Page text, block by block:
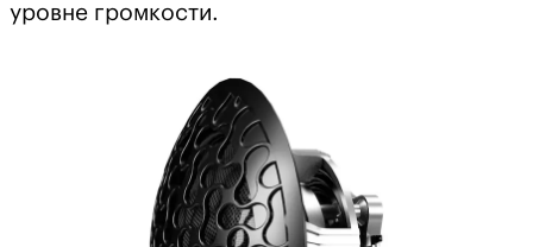
уровне громкости.